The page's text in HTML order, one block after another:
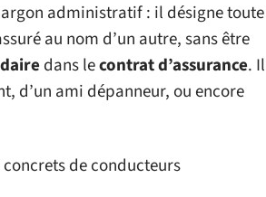
administratif : il désigne toute
au nom d’un autre, sans être
dans lecontrat d’assurance. Il
d’un ami dépanneur, ou encore
de conducteurs